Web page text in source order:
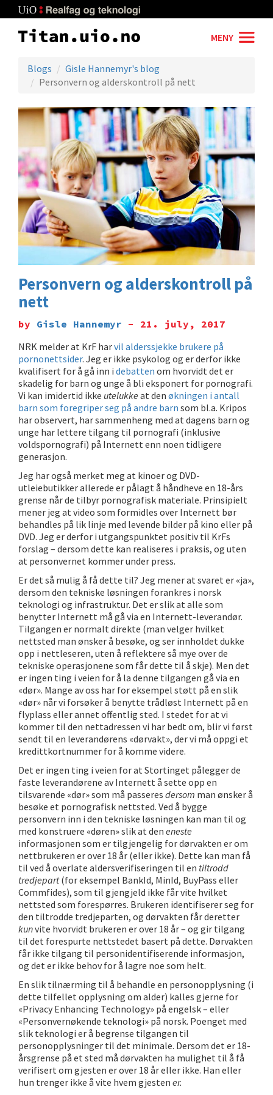
to
main
MENY
Blogs
Gisle Hannemyr's blog
Personvern og alderskontroll på nett
Personvern og alderskontroll på
nett
by Gisle Hannemyr - 21. july, 2017
NRK melder at KrF harvil alderssjekke brukere på
pornonettsider. Jeg er ikke psykolog og er derfor ikke
kvalifisert for å gå inn i debatten om hvorvidt det er
skadelig for barn og unge å bli eksponert for pornografi.
Vi kan imidertid ikke utelukke at den økningen i antall
barn som foregriper seg på andre barn som bl.a. Kripos
har observert, har sammenheng med at dagens barn og
unge har lettere tilgang til pornografi (inklusive
voldsporno­grafi) på Internett enn noen tidligere
generasjon.
Jeg har også merket meg at kinoer og DVD-
utleiebutikker allerede er pålagt å håndheve en 18-års
grense når de tilbyr pornografisk materiale. Prinsipielt
mener jeg at video som formidles over Internett bør
behandles på lik linje med levende bilder på kino eller på
DVD. Jeg er derfor i utgangspunktet positiv til KrFs
forslag – dersom dette kan realiseres i praksis, og uten
at personvernet kommer under press.
Er det så mulig å få dette til? Jeg mener at svaret er «ja»,
dersom den tekniske løsningen forankres i norsk
teknologi og infrastruktur. Det er slik at alle som
benytter Internett må gå via en Internett-leverandør.
Tilgangen er normalt direkte (man velger hvilket
nettsted man ønsker å besøke, og ser innholdet dukke
opp i nettleseren, uten å reflektere så mye over de
tekniske operasjonene som får dette til å skje). Men det
er ingen ting i veien for å la denne tilgangen gå via en
«dør». Mange av oss har for eksempel støtt på en slik
«dør» når vi forsøker å benytte trådløst Internett på en
flyplass eller annet offentlig sted. I stedet for at vi
kommer til den nettadressen vi har bedt om, blir vi først
sendt til en leverandørens «dørvakt», der vi må oppgi et
kredittkortnummer for å komme videre.
Det er ingen ting i veien for at Stortinget pålegger de
faste leverandørene av Internett å sette opp en
tilsvarende «dør» som må passeres dersom man ønsker å
besøke et pornografisk nettsted. Ved å bygge
personvern inn i den tekniske løsningen kan man til og
med konstruere «døren» slik at den eneste
informasjonen som er tilgjengelig for dørvakten er om
nettbrukeren er over 18 år (eller ikke). Dette kan man få
til ved å overlate aldersverifiseringen til en tiltrodd
tredjepart(for eksempel BankId, MinId, BuyPass eller
Commfides), som til gjengjeld ikke får vite hvilket
nettsted som forespørres. Brukeren identifiserer seg for
den tiltrodde tredjeparten, og dørvakten får deretter
kunvite hvorvidt brukeren er over 18 år – og gir tilgang
til det forespurte nettstedet basert på dette. Dørvakten
får ikke tilgang til personidentifiserende informasjon,
og det er ikke behov for å lagre noe som helt.
En slik tilnærming til å behandle en personopplysning (i
dette tilfellet opplysning om alder) kalles gjerne for
«Privacy Enhancing Technology» på engelsk – eller
«Personvernøkende teknologi» på norsk. Poenget med
slik teknologi er å begrense tilgangen til
personopplysninger til det minimale. Dersom det er 18-
årsgrense på et sted må dørvakten ha mulighet til å få
verifisert om gjesten er over 18 år eller ikke. Han eller
hun trenger ikke å vite hvem gjesten er.